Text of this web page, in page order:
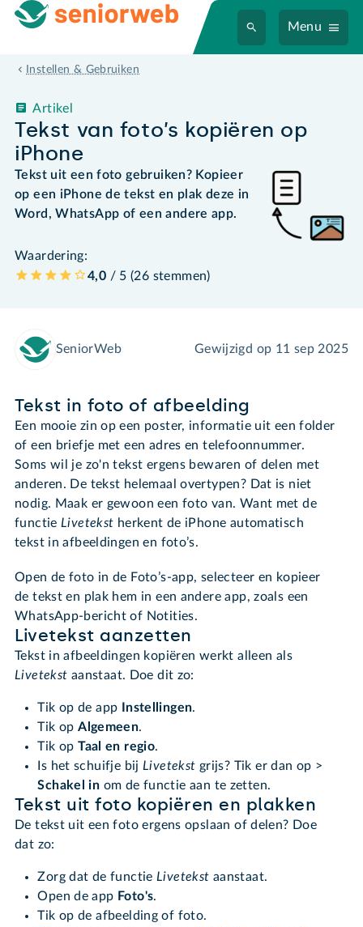
Menu
Instellen & Gebruiken
Tekst van foto’s kopiëren op
iPhone
Artikel
Tekst uit een foto gebruiken? Kopieer
op een iPhone de tekst en plak deze in
Word, WhatsApp of een andere app.
Waardering:
4,0 / 5 (26 stemmen)
SeniorWeb Gewijzigd op 11 sep 2025
Tekst in foto of afbeelding
Een mooie zin op een poster, informatie uit een folder
of een briefje met een adres en telefoonnummer.
Soms wil je zo'n tekst ergens bewaren of delen met
anderen. De tekst helemaal overtypen? Dat is niet
nodig. Maak er gewoon een foto van. Want met de
functieLivetekst herkent de iPhone automatisch
tekst in afbeeldingen en foto’s.
Open de foto in de Foto’s-app, selecteer en kopieer
de tekst en plak hem in een andere app, zoals een
WhatsApp-bericht of Notities.
Livetekst aanzetten
Tekst in afbeeldingen kopiëren werkt alleen als
Livetekst aanstaat. Doe dit zo:
Tik op de app Instellingen.
Tik opAlgemeen.
Tik opTaal en regio.
Is het schuifje bij Livetekst grijs? Tik er dan op >
Schakel in om de functie aan te zetten.
Tekst uit foto kopiëren en plakken
De tekst uit een foto ergens opslaan of delen? Doe
dat zo:
Zorg dat de functie Livetekst aanstaat.
Open de app Foto's.
Tik op de afbeelding of foto.